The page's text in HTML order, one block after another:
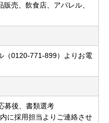
売、飲食店、アパレル、
（0120-771-899）よりお電
募後、書類選考
に採用担当よりご連絡させ